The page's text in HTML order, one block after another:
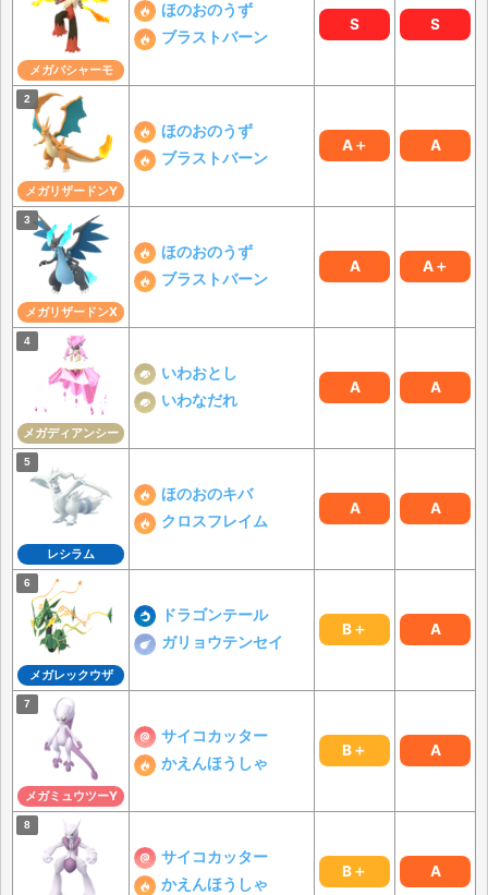
メガバシャーモ
ほのおのうず
ブラストバーン
S S
メガリザードンY
ほのおのうず
ブラストバーン
A＋ A
メガリザードンX
ほのおのうず
ブラストバーン
A A＋
メガディアンシー
いわおとし
いわなだれ
A A
レシラム
ほのおのキバ
クロスフレイム
A A
メガレックウザ
ドラゴンテール
ガリョウテンセイ
B＋ A
メガミュウツーY
サイコカッター
かえんほうしゃ
B＋ A
サイコカッター
かえんほうしゃ
B＋ A